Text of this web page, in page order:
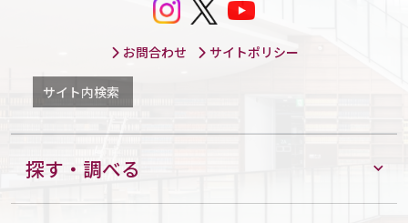
お問合わせ サイトポリシー
サイト内検索
探す・調べる